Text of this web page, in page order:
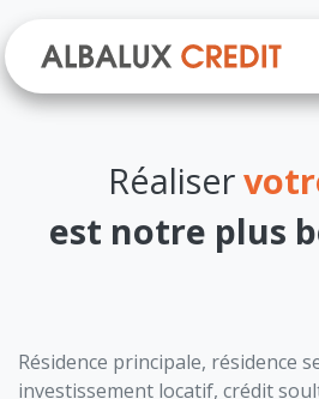
Réaliser
est notre plus
Résidence principale, résidence
investissement locatif, crédit